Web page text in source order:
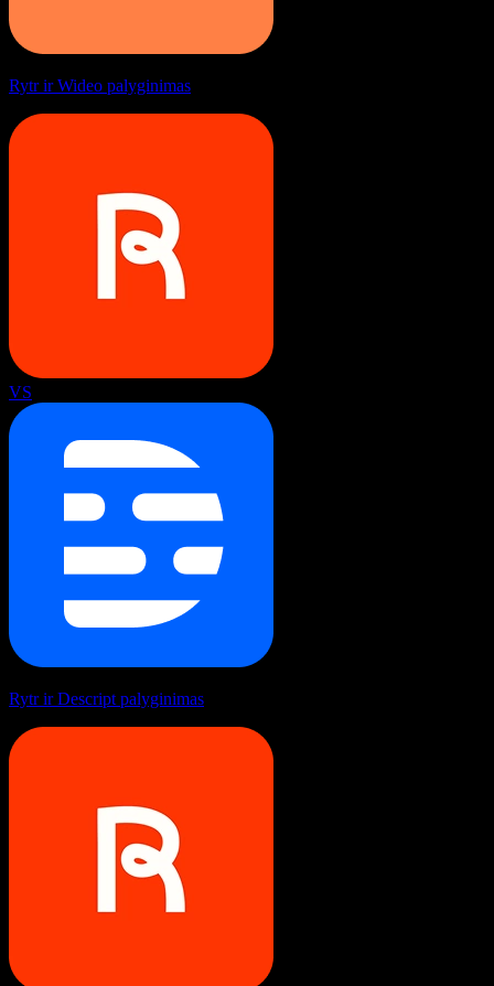
Rytr ir Wideo palyginimas
VS
Rytr ir Descript palyginimas